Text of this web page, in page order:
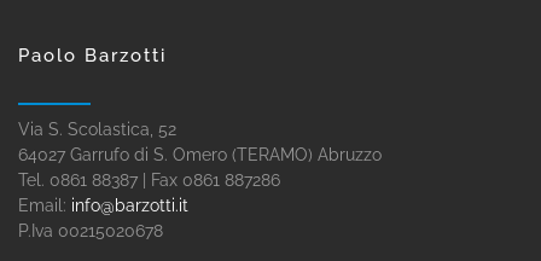
Paolo Barzotti
Via S. Scolastica, 52
64027 Garrufo di S. Omero (TERAMO) Abruzzo
Tel. 0861 88387 | Fax 0861 887286
Email: info@barzotti.it
P.Iva 00215020678